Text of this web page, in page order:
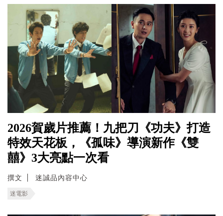
2026賀歲片推薦！九把刀《功夫》打造
特效天花板，《孤味》導演新作《雙
囍》3大亮點一次看
撰文 迷誠品內容中心
迷電影